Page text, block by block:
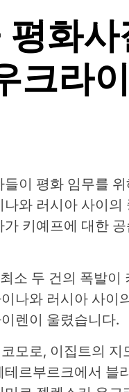
화
크라
들이 평화 임무를
나와 러시아 사이의
키예프에 대한
소 두 건의 폭발이
나와 러시아 사이
렌이 울렸습니다.
모로, 이집트의
르부르크에서 블